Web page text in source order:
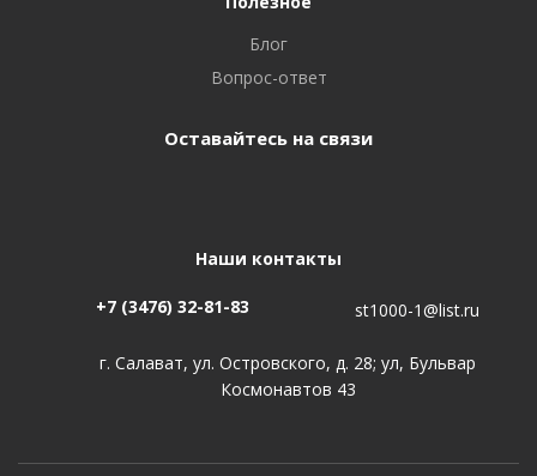
Блог
Вопрос-ответ
Оставайтесь на связи
Наши контакты
+7 (3476) 32-81-83 st1000-1@list.ru
г. Салават, ул. Островского, д. 28; ул, Бульвар
Космонавтов 43